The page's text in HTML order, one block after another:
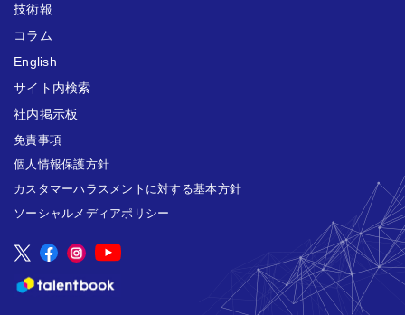
技術報
コラム
English
サイト内検索
社内掲示板
免責事項
個人情報保護方針
カスタマーハラスメントに対する基本方針
ソーシャルメディアポリシー